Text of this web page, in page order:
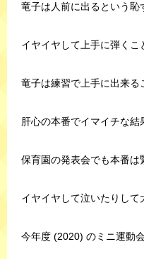
竜子は人前に出るという恥
イヤイヤして上手に弾くこ
竜子は練習で上手に出来る
肝心の本番でイマイチな結
保育園の発表会でも本番は
イヤイヤして泣いたりして
今年度 (2020) のミニ運動